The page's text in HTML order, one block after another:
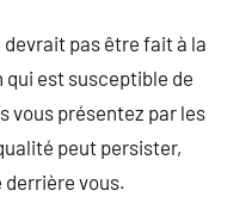
pas être fait à la
qui est susceptible de
vous présentez par les
peut persister,
vous.